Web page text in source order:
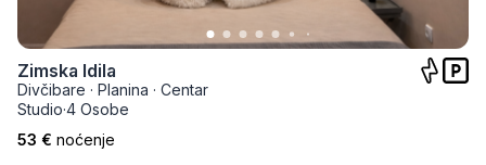
Zimska Idila
Divčibare · Planina · Centar
Studio·4 Osobe
53 € noćenje